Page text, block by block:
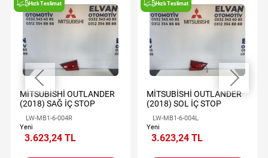
Hızlı Teslimat
MİTSUBİSHİ OUTLANDER
(2018) SAĞ İÇ STOP
LW-MB1-6-004R
Yeni
3.623,24 TL
Hızlı Teslimat
MİTSUBİSHİ OUTLANDER
(2018) SOL İÇ STOP
LW-MB1-6-004L
Yeni
3.623,24 TL